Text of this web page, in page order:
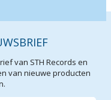
van STH Records en
van nieuwe producten